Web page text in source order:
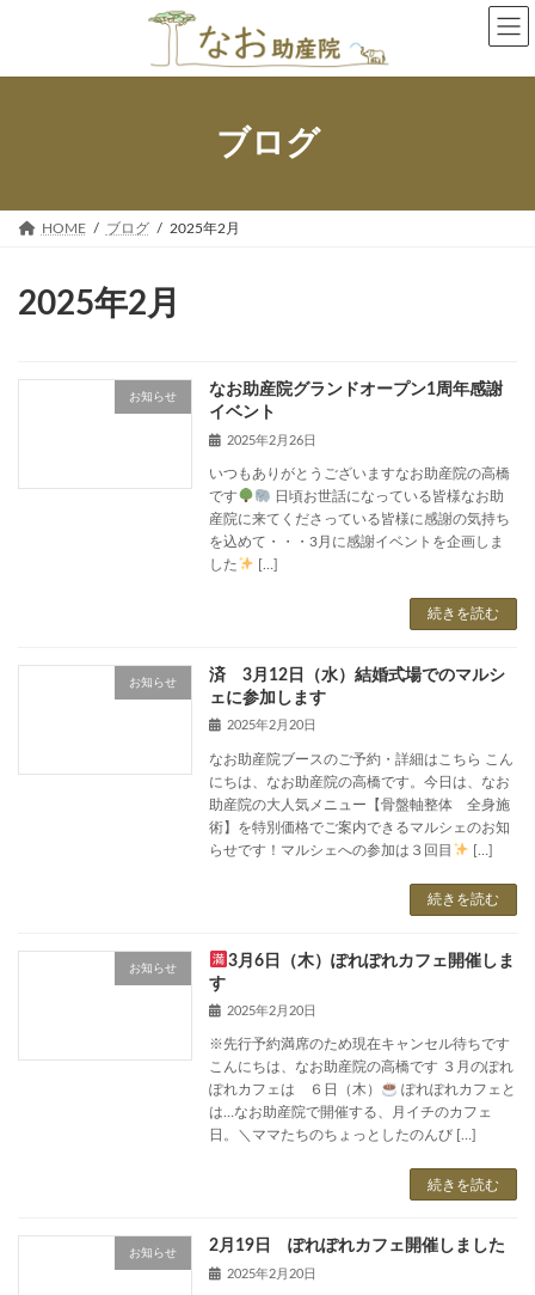
ン
ー
ブログ
HOME ブログ 2025年2月
2025年2月
お知らせ
なお助産院グランドオープン1周年感謝
イベント
2025年2月26日
いつもありがとうございますなお助産院の高橋
です
日頃お世話になっている皆様なお助
産院に来てくださっている皆様に感謝の気持ち
を込めて・・・3月に感謝イベントを企画しま
した
[…]
続きを読む
お知らせ
済 3月12日（水）結婚式場でのマルシ
ェに参加します
2025年2月20日
なお助産院ブースのご予約・詳細はこちら こん
にちは、なお助産院の高橋です。今日は、なお
助産院の大人気メニュー【骨盤軸整体 全身施
術】を特別価格でご案内できるマルシェのお知
らせです！マルシェへの参加は３回目
[…]
続きを読む
お知らせ
3月6日（木）ぽれぽれカフェ開催しま
す
2025年2月20日
※先行予約満席のため現在キャンセル待ちです
こんにちは、なお助産院の高橋です ３月のぽれ
ぽれカフェは ６日（木）
ぽれぽれカフェと
は…なお助産院で開催する、月イチのカフェ
日。＼ママたちのちょっとしたのんび […]
続きを読む
お知らせ 2月19日 ぽれぽれカフェ開催しました
2025年2月20日